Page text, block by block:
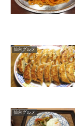
仙台グルメ
仙台グルメ